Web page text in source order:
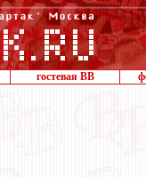
гостевая ВВ